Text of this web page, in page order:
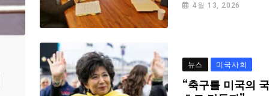
4월 13, 2026
뉴스 미국사회
“축구를 미국의